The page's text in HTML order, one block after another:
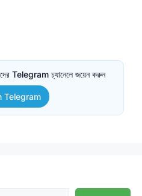
Telegram চ্যানেলে জয়েন করুন
Telegram